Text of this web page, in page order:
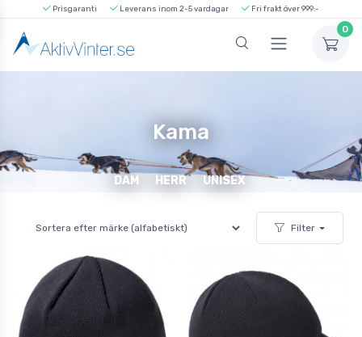
Prisgaranti Leverans inom 2-5 vardagar Fri frakt över 999:-
0
Kama
DAM HERR UNISEX
Filter